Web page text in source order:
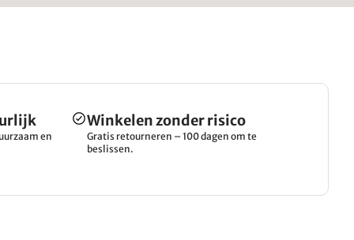
en
Winkelen zonder risico
Gratis retourneren – 100 dagen om te
beslissen.